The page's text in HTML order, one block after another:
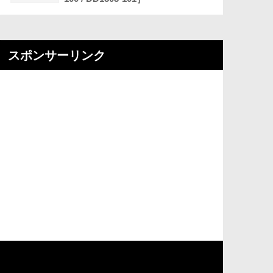
スポンサーリンク